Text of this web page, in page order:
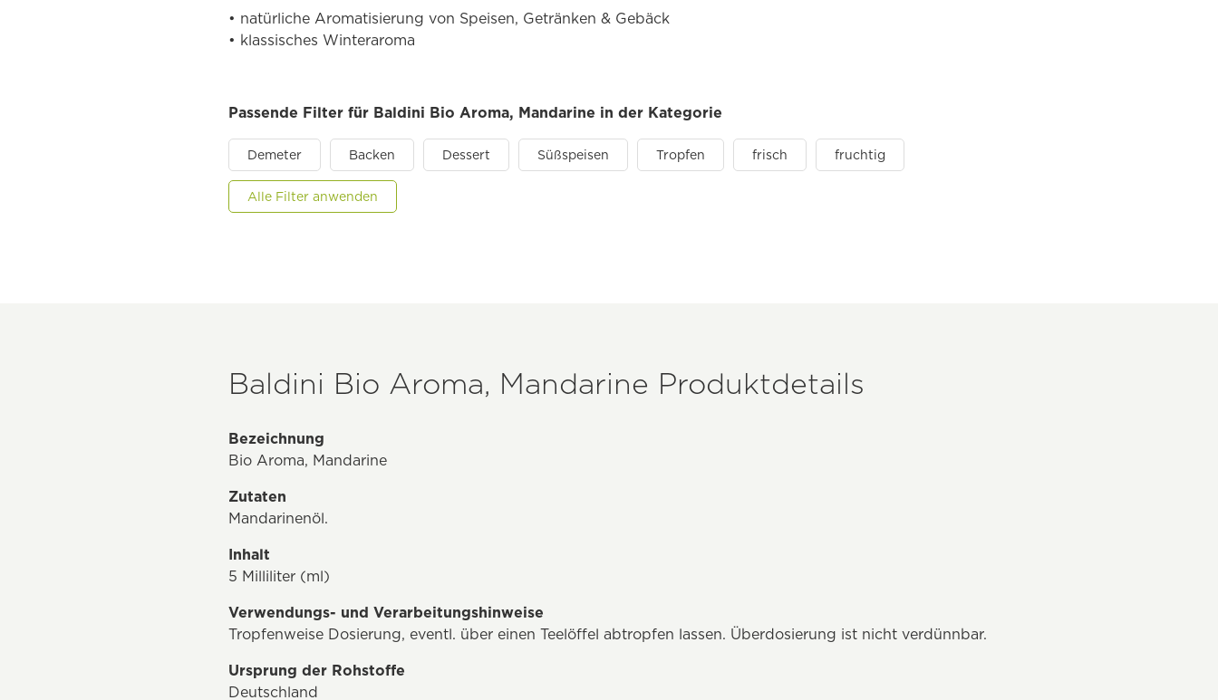
• natürliche Aromatisierung von Speisen, Getränken & Gebäck
• klassisches Winteraroma
Passende Filter für Baldini Bio Aroma, Mandarine in der Kategorie
Demeter Backen Dessert Süßspeisen Tropfen frisch fruchtig
Alle Filter anwenden
Baldini Bio Aroma, Mandarine Produktdetails
Bezeichnung
Bio Aroma, Mandarine
Zutaten
Mandarinenöl.
Inhalt
5 Milliliter (ml)
Verwendungs- und Verarbeitungshinweise
Tropfenweise Dosierung, eventl. über einen Teelöffel abtropfen lassen. Überdosierung ist nicht verdünnbar.
Ursprung der Rohstoffe
Deutschland